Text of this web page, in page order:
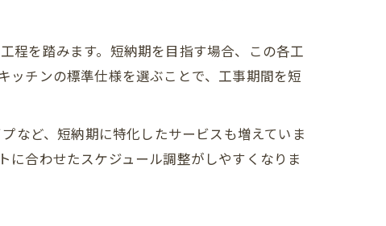
を踏みます。短納期を目指す場合、この各工
ッチンの標準仕様を選ぶことで、工事期間を短
など、短納期に特化したサービスも増えていま
合わせたスケジュール調整がしやすくなりま